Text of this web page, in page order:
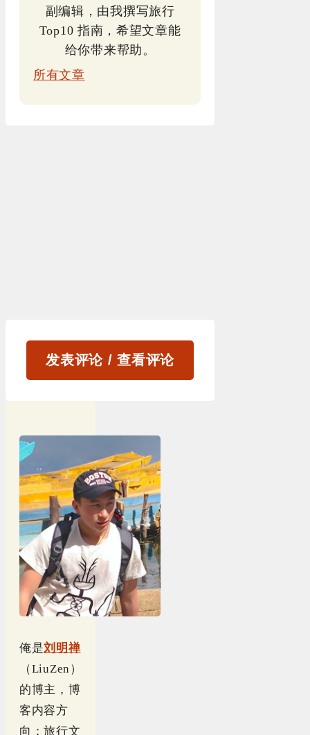
副编辑，由我撰写旅行
Top10 指南，希望文章能
给你带来帮助。
所有文章
发表评论 / 查看评论
俺是刘明禅
（LiuZen）
的博主，博
客内容方
向：旅行文